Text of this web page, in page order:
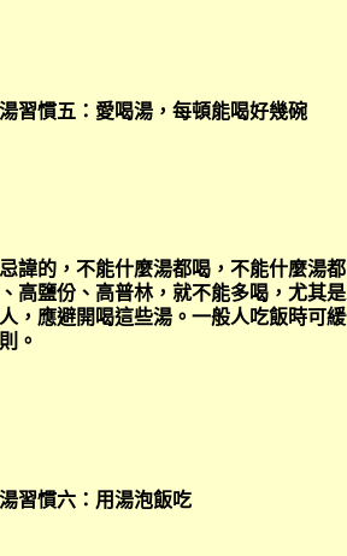
慣五：愛喝湯，每頓能喝好幾碗
的，不能什麼湯都喝，不能什麼湯都
高鹽份、高普林，就不能多喝，尤其
，應避開喝這些湯。一般人吃飯時可
。
慣六：用湯泡飯吃